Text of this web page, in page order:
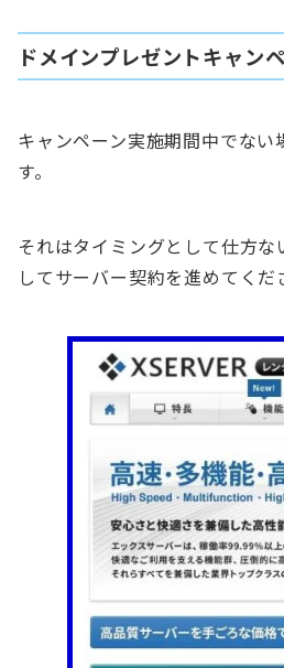
ドメインプレゼントキャン
キャンペーン実施期間中でな
す。
それはタイミングとして仕方
してサーバー契約を進めてくだ